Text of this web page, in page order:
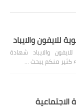
والايباد
والايباد شهادة
كثير منكم يبحث …
الاجتماعية